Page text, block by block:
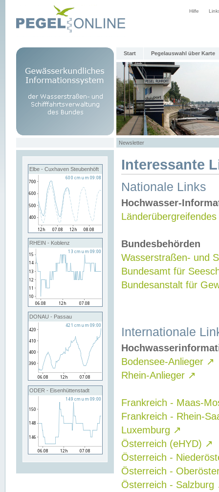
Hilfe
Start Pegelauswahl über Karte
Newsletter
Elbe - Cuxhaven Steubenhöft
RHEIN - Koblenz
DONAU - Passau
ODER - Eisenhüttenstadt
Interessante
Nationale Links
Hochwasser-
Bundesbehörden
Wasserstraßen- und
Bundesamt für
Bundesanstalt für
Internationale
Bodensee-Anlieger ↗
Rhein-Anlieger ↗
Frankreich - Maas-
Frankreich - Rhein-
Luxemburg ↗
Österreich (eHYD) ↗
Österreich -
Österreich -
Österreich - Salzburg